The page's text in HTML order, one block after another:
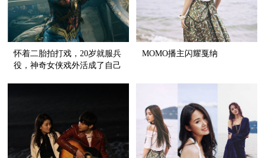
怀着二胎拍打戏，20岁就服兵
役，神奇女侠戏外活成了自己
MOMO播主闪耀戛纳